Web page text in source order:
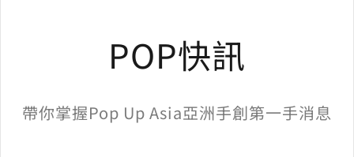
POP快訊
帶你掌握Pop Up Asia亞洲手創第一手消息